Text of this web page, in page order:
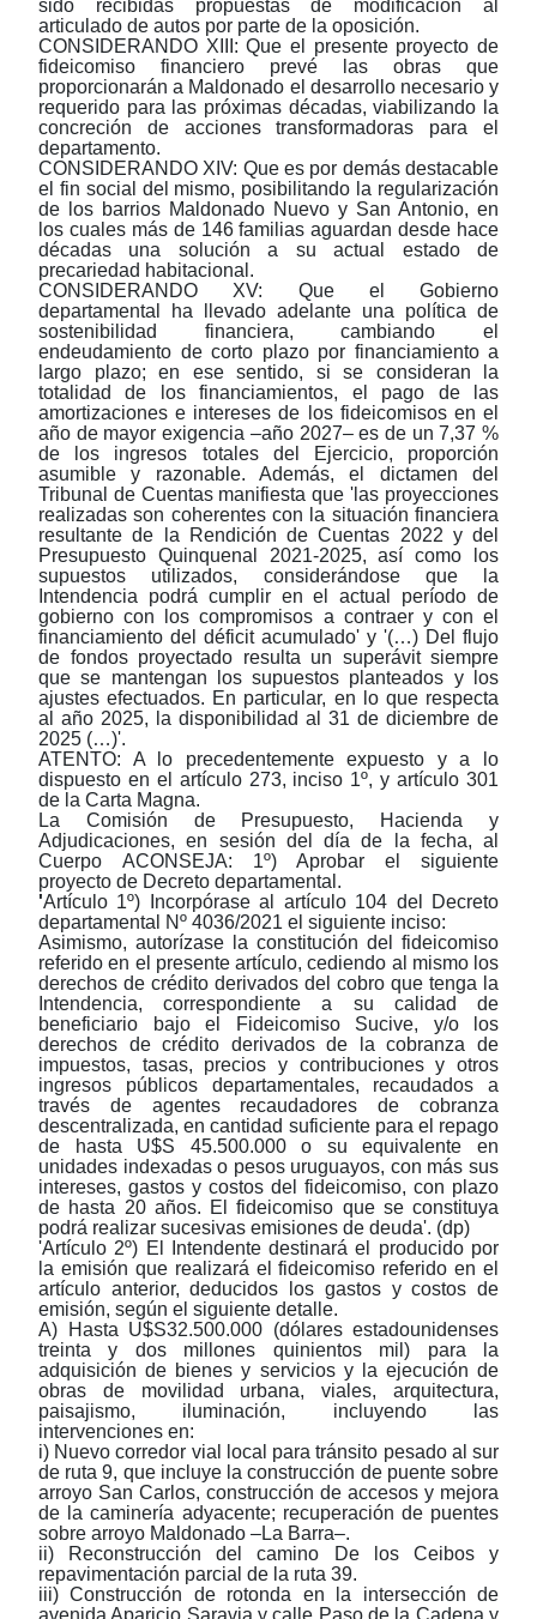
sido recibidas propuestas de modificación al
articulado de autos por parte de la oposición.
CONSIDERANDO XIII:Que el presente proyecto de
fideicomiso financiero prevé las obras que
proporcionarán a Maldonado el desarrollo necesario y
requerido para las próximas décadas, viabilizando la
concreción de acciones transformadoras para el
departamento.
CONSIDERANDO XIV: Que es por demás destacable
el fin social del mismo, posibilitando la regularización
de los barrios Maldonado Nuevo y San Antonio, en
los cuales más de 146 familias aguardan desde hace
décadas una solución a su actual estado de
precariedad habitacional.
CONSIDERANDO XV: Que el Gobierno
departamental ha llevado adelante una política de
sostenibilidad financiera, cambiando el
endeudamiento de corto plazo por financiamiento a
largo plazo; en ese sentido, si se consideran la
totalidad de los financiamientos, el pago de las
amortizaciones e intereses de los fideicomisos en el
año de mayor exigencia ‒año 2027‒es de un 7,37 %
de los ingresos totales del Ejercicio, proporción
asumible y razonable. Además, el dictamen del
Tribunal de Cuentas manifiesta que 'las proyecciones
realizadas son coherentes con la situación financiera
resultante de la Rendición de Cuentas 2022 y del
Presupuesto Quinquenal 2021-2025, así como los
supuestos utilizados, considerándose que la
Intendencia podrá cumplir en el actual período de
gobierno con los compromisos a contraer y con el
financiamiento del déficit acumulado' y '(…) Del flujo
de fondos proyectado resulta un superávit siempre
que se mantengan los supuestos planteados y los
ajustes efectuados. En particular, en lo que respecta
al año 2025, la disponibilidad al 31 de diciembre de
2025 (…)'.
ATENTO: A lo precedentemente expuesto y a lo
dispuesto en el artículo 273, inciso 1º, y artículo 301
de la Carta Magna.
La Comisión de Presupuesto, Hacienda y
Adjudicaciones, en sesión del día de la fecha, al
Cuerpo
ACONSEJA: 1º)
Aprobar el siguiente
proyecto de Decreto departamental.
'Artículo 1º) Incorpórase al artículo 104 del Decreto
departamental Nº 4036/2021 el siguiente inciso:
Asimismo, autorízase la constitución del fideicomiso
referido en el presente artículo, cediendo al mismo los
derechos de crédito derivados del cobro que tenga la
Intendencia, correspondiente a su calidad de
beneficiario bajo el Fideicomiso Sucive, y/o los
derechos de crédito derivados de la cobranza de
impuestos, tasas, precios y contribuciones y otros
ingresos públicos departamentales, recaudados a
través de agentes recaudadores de cobranza
descentralizada, en cantidad suficiente para el repago
de hasta U$S 45.500.000 o su equivalente en
unidades indexadas o pesos uruguayos, con más sus
intereses, gastos y costos del fideicomiso, con plazo
de hasta 20 años. El fideicomiso que se constituya
podrá realizar sucesivas emisiones de deuda'. (dp)
'Artículo 2º) El Intendente destinará el producido por
la emisión que realizará el fideicomiso referido en el
artículo anterior, deducidos los gastos y costos de
emisión, según el siguiente detalle.
A) Hasta U$S32.500.000 (dólares estadounidenses
treinta y dos millones quinientos mil) para la
adquisición de bienes y servicios y la ejecución de
obras de movilidad urbana, viales, arquitectura,
paisajismo, iluminación, incluyendo las
intervenciones en:
i) Nuevo corredor vial local para tránsito pesado al sur
de ruta 9, que incluye la construcción de puente sobre
arroyo San Carlos, construcción de accesos y mejora
de la caminería adyacente; recuperación de puentes
sobre arroyo Maldonado ‒La Barra‒.
ii) Reconstrucción del camino De los Ceibos y
repavimentación parcial de la ruta 39.
iii) Construcción de rotonda en la intersección de
avenida Aparicio Saravia y calle Paso de la Cadena y